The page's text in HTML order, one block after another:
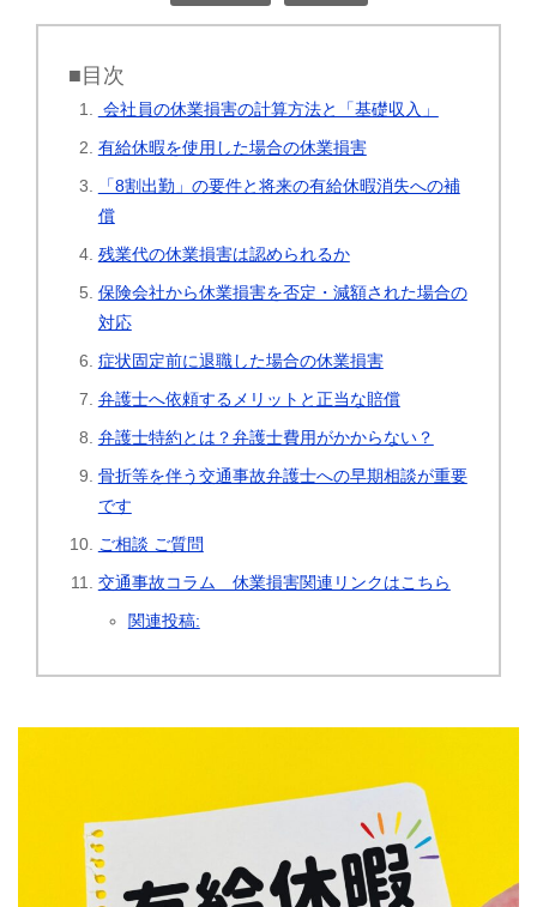
■目次
会社員の休業損害の計算方法と「基礎収入」
有給休暇を使用した場合の休業損害
「8割出勤」の要件と将来の有給休暇消失への補
償
残業代の休業損害は認められるか
保険会社から休業損害を否定・減額された場合の
対応
症状固定前に退職した場合の休業損害
弁護士へ依頼するメリットと正当な賠償
弁護士特約とは？弁護士費用がかからない？
骨折等を伴う交通事故弁護士への早期相談が重要
です
ご相談 ご質問
交通事故コラム 休業損害関連リンクはこちら
関連投稿: